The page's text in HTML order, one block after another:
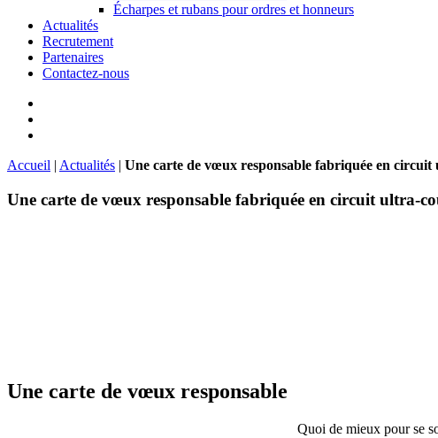
Écharpes et rubans pour ordres et honneurs
Actualités
Recrutement
Partenaires
Contactez-nous
Accueil | Actualités | Une carte de vœux responsable fabriquée en
Une carte de vœux responsable fabriquée en circuit ultra-
Une carte de vœux responsable
Quoi de mieux pour se